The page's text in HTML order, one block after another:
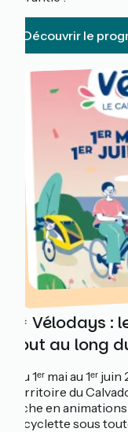
Découvrir le
🎉 Vélodays
tout au long
Du 1ᵉʳ mai au 1ᵉʳ
territoire du
riche en
bicyclette sous